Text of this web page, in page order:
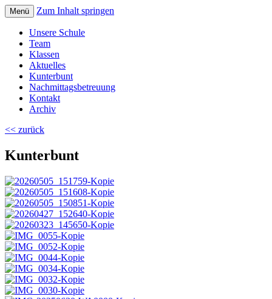
Volksschule Bad Blumau
Menü Zum Inhalt springen
Unsere Schule
Team
Klassen
Aktuelles
Kunterbunt
Nachmittagsbetreuung
Kontakt
Archiv
<< zurück
Kunterbunt